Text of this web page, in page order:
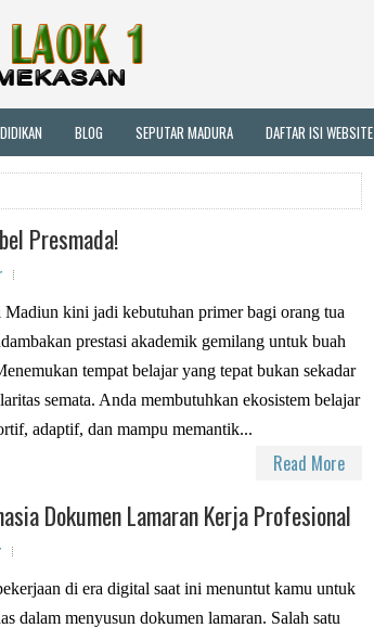
BLOG SEPUTAR MADURA DAFTAR ISI WEBSITE
Presmada!
kini jadi kebutuhan primer bagi orang tua
prestasi akademik gemilang untuk buah
tempat belajar yang tepat bukan sekadar
semata. Anda membutuhkan ekosistem belajar
adaptif, dan mampu memantik...
Read More
Dokumen Lamaran Kerja Profesional
di era digital saat ini menuntut kamu untuk
dalam menyusun dokumen lamaran. Salah satu